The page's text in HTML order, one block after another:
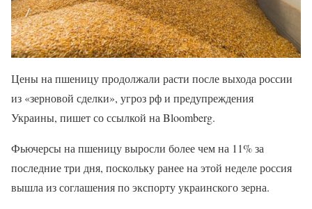
Цены на пшеницу продолжали расти после выхода россии
из «зерновой сделки», угроз рф и предупреждения
Украины, пишет со ссылкой на Bloomberg.
Фьючерсы на пшеницу выросли более чем на 11% за
последние три дня, поскольку ранее на этой неделе россия
вышла из соглашения по экспорту украинского зерна.